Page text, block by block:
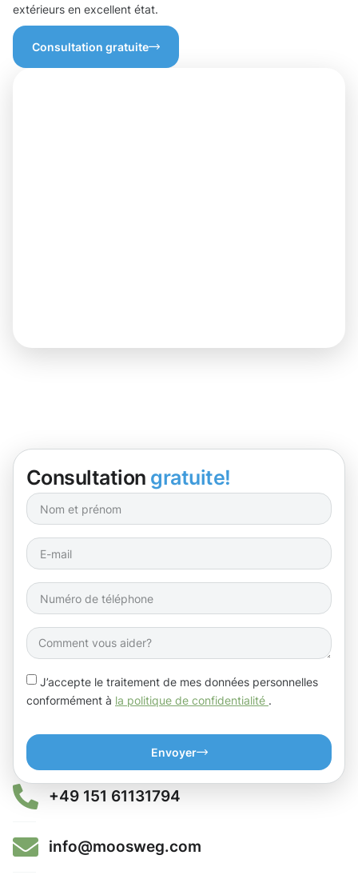
extérieurs en excellent état.
Consultation gratuite
Consultation gratuite!
J’accepte le traitement de mes données personnelles
conformément à la politique de confidentialité .
Envoyer
+49 151 61131794
info@moosweg.com